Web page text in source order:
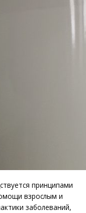
принципами
взрослым и
заболеваний,